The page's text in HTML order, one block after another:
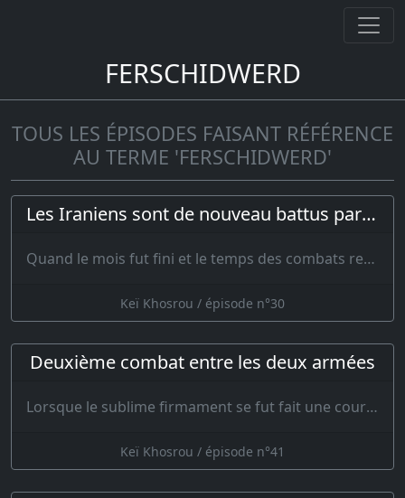
FERSCHIDWERD
TOUS LES ÉPISODES FAISANT RÉFÉRENCE
AU TERME 'FERSCHIDWERD'
Les Iraniens sont de nouveau battus par les Turcs
Quand le mois fut fini et le temps des combats revenu sans qu’on eût …
Keï Khosrou / épisode n°30
Deuxième combat entre les deux armées
Lorsque le sublime firmament se fut fait une couronne de jade et qu’il eut répand…
Keï Khosrou / épisode n°41